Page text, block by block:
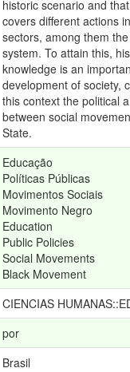
historic scenario and
covers different actions
sectors, among them
system. To attain this,
knowledge is an
development of society,
this context the political
between social
State.
Educação
Políticas Públicas
Movimentos Sociais
Movimento Negro
Education
Public Policies
Social Movements
Black Movement
CIENCIAS
por
Brasil